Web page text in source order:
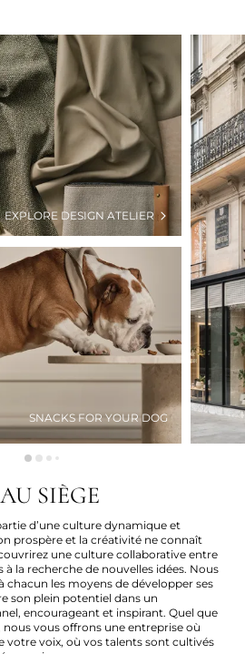
EXPLORE DESIGN ATELIER
SNACKS FOR YOUR DOG
SIÈGE
d’une culture dynamique et
prospère et la créativité ne connaît
une culture collaborative entre
à la recherche de nouvelles idées. Nous
chacun les moyens de développer ses
son plein potentiel dans un
encourageant et inspirant. Quel que
vous offrons une entreprise où
votre voix, où vos talents sont cultivés